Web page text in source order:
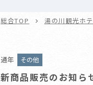
総合TOP 湯の川観光ホ
通年 その他
新商品販売のお知